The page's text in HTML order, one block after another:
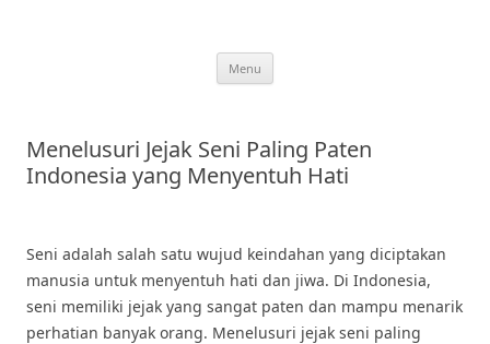
Menu
Menelusuri Jejak Seni Paling Paten
Indonesia yang Menyentuh Hati
Seni adalah salah satu wujud keindahan yang diciptakan
manusia untuk menyentuh hati dan jiwa. Di Indonesia,
seni memiliki jejak yang sangat paten dan mampu menarik
perhatian banyak orang. Menelusuri jejak seni paling